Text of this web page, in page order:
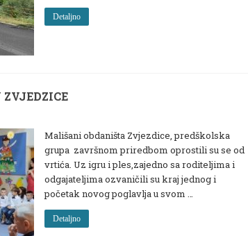
Detaljno
Mališani obdaništa Zvjezdice, predškolska
grupa završnom priredbom oprostili su se od
vrtića. Uz igru i ples,zajedno sa roditeljima i
odgajateljima ozvaničili su kraj jednog i
početak novog poglavlja u svom …
Detaljno